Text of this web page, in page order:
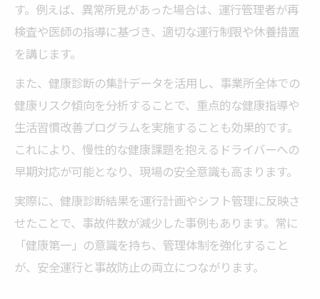
す。例えば、異常所見があった場合は、運行管理者が再
検査や医師の指導に基づき、適切な運行制限や休養措置
を講じます。
また、健康診断の集計データを活用し、事業所全体での
健康リスク傾向を分析することで、重点的な健康指導や
生活習慣改善プログラムを実施することも効果的です。
これにより、慢性的な健康課題を抱えるドライバーへの
早期対応が可能となり、現場の安全意識も高まります。
実際に、健康診断結果を運行計画やシフト管理に反映さ
せたことで、事故件数が減少した事例もあります。常に
「健康第一」の意識を持ち、管理体制を強化すること
が、安全運行と事故防止の両立につながります。